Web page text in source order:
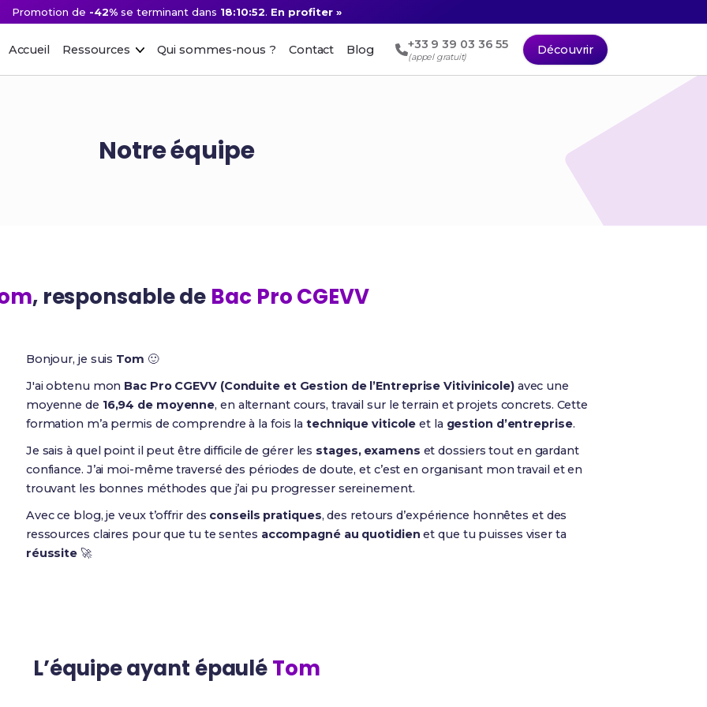
Promotion de -42% se terminant dans 18:10:52. En profiter »
Accueil Ressources Qui sommes-nous ? Contact Blog +33 9 39 03 36 55
(appel gratuit)
Découvrir
Notre équipe
, responsable de Bac Pro CGEVV
Bonjour, je suis Tom 🙂
J'ai obtenu mon Bac Pro CGEVV (Conduite et Gestion de l’Entreprise Vitivinicole)avec une
moyenne de 16,94 de moyenne, en alternant cours, travail sur le terrain et projets concrets. Cette
formation m’a permis de comprendre à la fois latechnique viticole et la gestion d’entreprise.
Je sais à quel point il peut être difficile de gérer les stages, examens et dossiers tout en gardant
confiance. J’ai moi-même traversé des périodes de doute, et c’est en organisant mon travail et en
trouvant les bonnes méthodes que j’ai pu progresser sereinement.
Avec ce blog, je veux t’offrir des conseils pratiques, des retours d’expérience honnêtes et des
ressources claires pour que tu te sentes accompagné au quotidien et que tu puisses viser ta
réussite 🚀
L’équipe ayant épauléTom